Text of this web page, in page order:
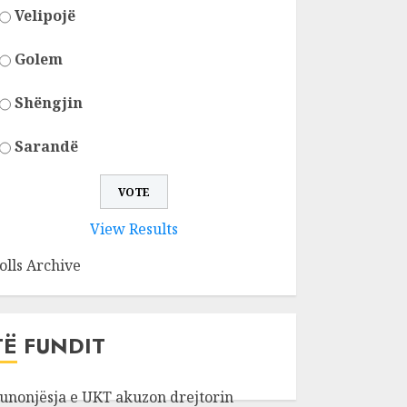
Velipojë
Golem
Shëngjin
Sarandë
View Results
Archive
FUNDIT
e UKT akuzon drejtorin